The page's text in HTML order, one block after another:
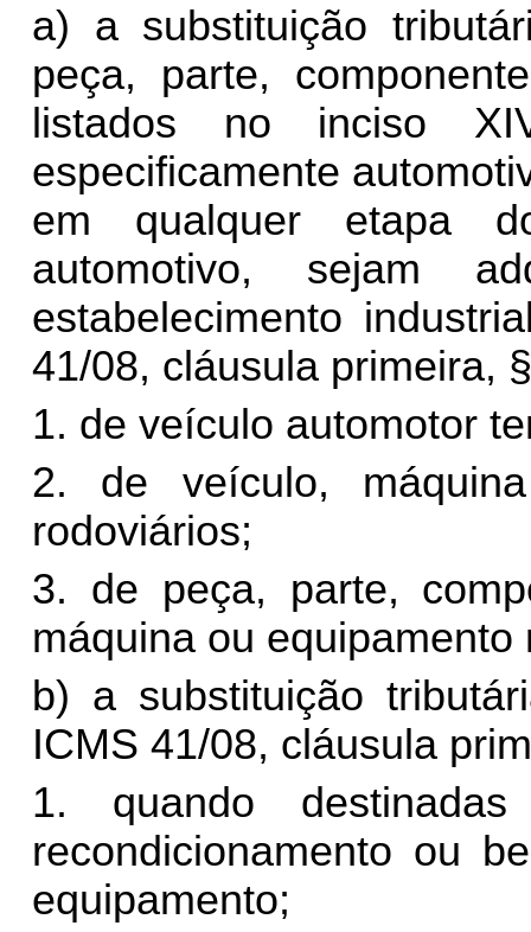
a) a substituição
peça, parte,
listados no inciso
especificamente
em qualquer etapa
automotivo, sejam
estabelecimento
41/08, cláusula primeira,
1. de veículo automotor
2. de veículo,
rodoviários;
3. de peça, parte,
máquina ou
b) a substituição
ICMS 41/08, cláusula
1. quando
recondicionamento ou
equipamento;